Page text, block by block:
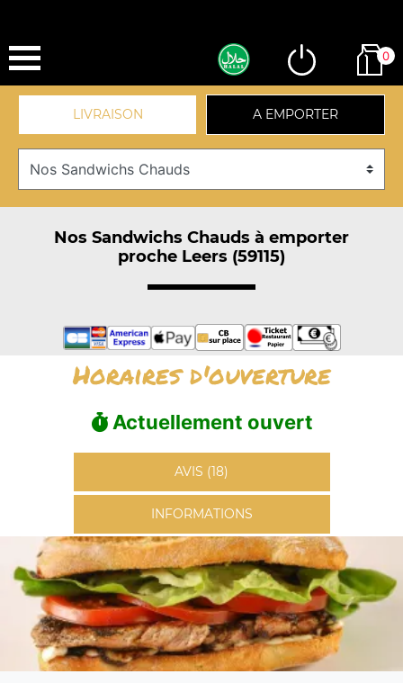
0
LIVRAISON A EMPORTER
Nos Sandwichs Chauds à emporter
proche Leers (59115)
Horaires d'ouverture
Actuellement ouvert
AVIS (18)
INFORMATIONS